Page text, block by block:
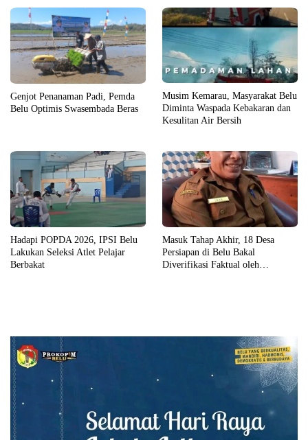
Genjot Penanaman Padi, Pemda
Belu Optimis Swasembada Beras
Musim Kemarau, Masyarakat Belu
Diminta Waspada Kebakaran dan
Kesulitan Air Bersih
Hadapi POPDA 2026, IPSI Belu
Lakukan Seleksi Atlet Pelajar
Berbakat
Masuk Tahap Akhir, 18 Desa
Persiapan di Belu Bakal
Diverifikasi Faktual oleh